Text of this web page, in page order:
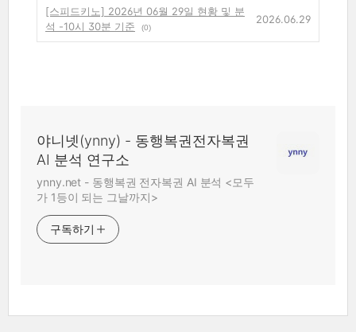
[스피드키노] 2026년 06월 29일 현황 및 분
석 -10시 30분 기준
(0)
2026.06.29
야니넷(ynny) - 동행복권전자복권
AI 분석 연구소
ynny.net - 동행복권 전자복권 AI 분석 <모두
가 1등이 되는 그날까지>
구독하기